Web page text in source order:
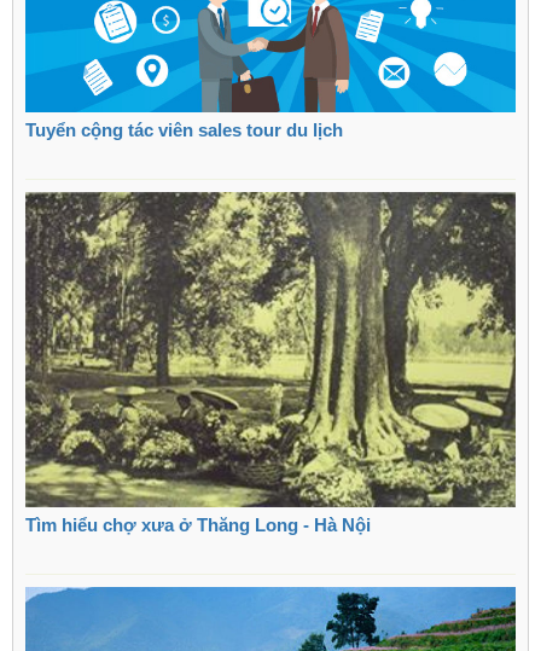
Tuyển cộng tác viên sales tour du lịch
Tìm hiểu chợ xưa ở Thăng Long - Hà Nội